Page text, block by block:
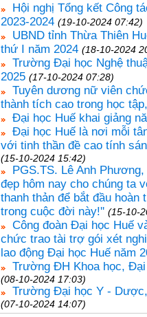
Hội nghị Tổng kết Công
2023-2024 (19-10-2024 07:42)
UBND tỉnh Thừa Thiên
thứ I năm 2024 (18-10-2024
Trường Đại học Nghệ
2025 (17-10-2024 07:28)
Tuyên dương nữ viên
thành tích cao trong học
Đại học Huế khai giảng
Đại học Huế là nơi mỗi
với tinh thần đề cao tính
(15-10-2024 15:42)
PGS.TS. Lê Anh
đẹp hôm nay cho chúng ta
thanh thản để bắt đầu hoàn
trong cuộc đời này!'' (15-10-
Công đoàn Đại học Huế
chức trao tài trợ gói xét
lao động Đại học Huế năm
Trường ĐH Khoa học,
(08-10-2024 17:03)
Trường Đại học Y -
(07-10-2024 14:07)